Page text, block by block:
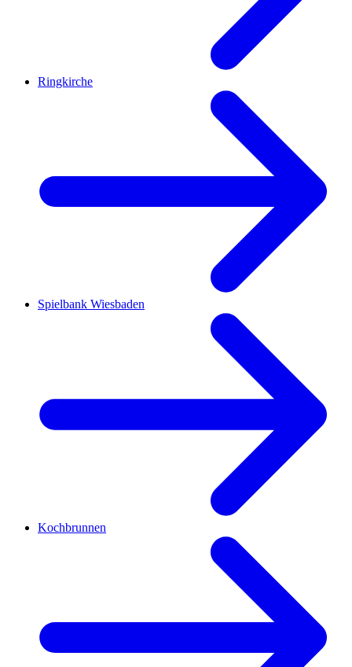
Ringkirche
Spielbank Wiesbaden
Kochbrunnen